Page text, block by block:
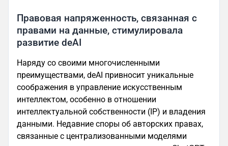
Правовая напряженность, связанная с
правами на данные, стимулировала
развитие deAI
Наряду со своими многочисленными
преимуществами, deAI привносит уникальные
соображения в управление искусственным
интеллектом, особенно в отношении
интеллектуальной собственности (IP) и владения
данными. Недавние споры об авторских правах,
связанные с централизованными моделями